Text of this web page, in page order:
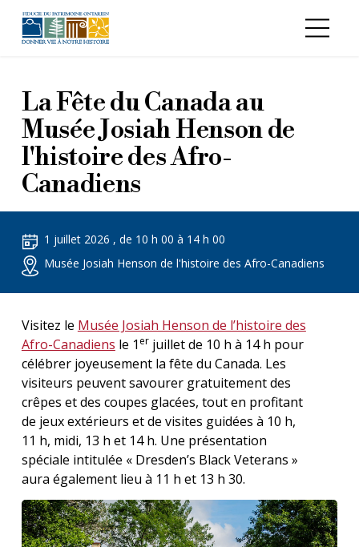
La Fête du Canada au
Musée Josiah Henson de
l'histoire des Afro-
Canadiens
1 juillet 2026 , de 10 h 00 à 14 h 00
Musée Josiah Henson de l'histoire des Afro-Canadiens
Visitez le Musée Josiah Henson de l’histoire des
Afro-Canadiens le 1erjuillet de 10 h à 14 h pour
célébrer joyeusement la fête du Canada. Les
visiteurs peuvent savourer gratuitement des
crêpes et des coupes glacées, tout en profitant
de jeux extérieurs et de visites guidées à 10 h,
11 h, midi, 13 h et 14 h. Une présentation
spéciale intitulée « Dresden’s Black Veterans »
aura également lieu à 11 h et 13 h 30.